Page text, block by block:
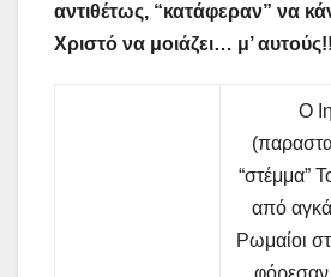
αντιθέτως, “κατάφεραν” να
Χριστό να μοιάζει… μ’
Ο
“στέμμα”
από
Ρωμαίοι